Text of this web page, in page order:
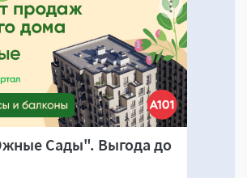
Сады". Выгода до